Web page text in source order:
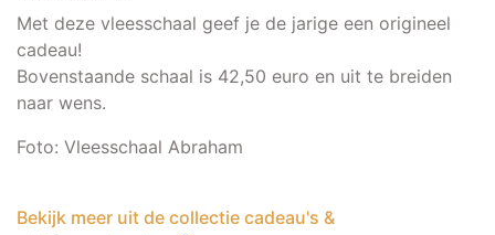
Met deze vleesschaal geef je de jarige een origineel
cadeau!
Bovenstaande schaal is 42,50 euro en uit te breiden
naar wens.
Foto: Vleesschaal Abraham
Bekijk meer uit de collectie cadeau's &